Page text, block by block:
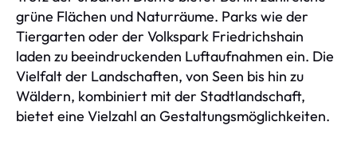
grüne Flächen und Naturräume. Parks wie der
Tiergarten oder der Volkspark Friedrichshain
laden zu beeindruckenden Luftaufnahmen ein. Die
Vielfalt der Landschaften, von Seen bis hin zu
Wäldern, kombiniert mit der Stadtlandschaft,
bietet eine Vielzahl an Gestaltungsmöglichkeiten.